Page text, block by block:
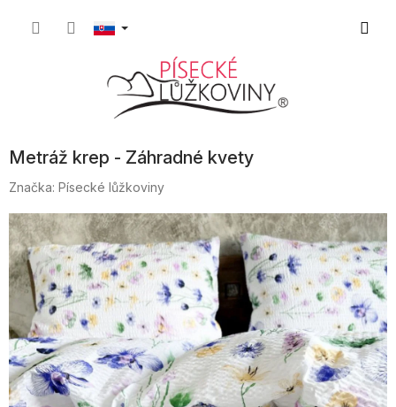
Metráž krep - Záhradné kvety
Značka: Písecké lůžkoviny